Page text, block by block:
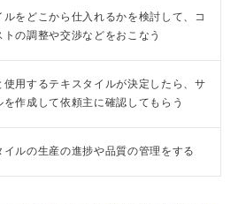
ルをどこから仕入れるかを検討して、コ
トの調整や交渉などをおこなう
使用するテキスタイルが決定したら、サ
を作成して依頼主に確認してもらう
イルの生産の進捗や品質の管理をする